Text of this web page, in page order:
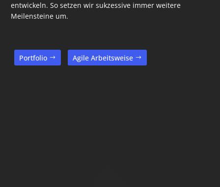
entwickeln. So setzen wir sukzessive immer weitere
Meilensteine um.
Portfolio Agile Arbeitsweise